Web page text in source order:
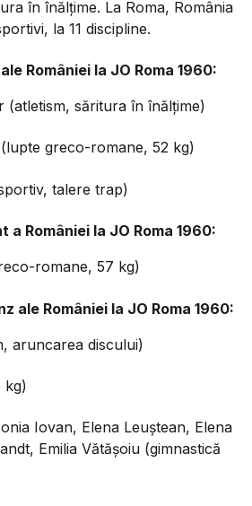
în înălțime. La Roma, România
la 11 discipline.
României la JO Roma 1960:
(atletism, săritura în înălțime)
greco-romane, 52 kg)
talere trap)
a României la JO Roma 1960:
romane, 57 kg)
ale României la JO Roma 1960:
aruncarea discului)
kg)
Iovan, Elena Leuștean, Elena
Emilia Vătășoiu (gimnastică